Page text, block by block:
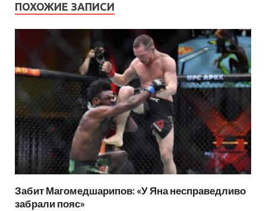
ПОХОЖИЕ ЗАПИСИ
Забит Магомедшарипов: «У Яна несправедливо
забрали пояс»